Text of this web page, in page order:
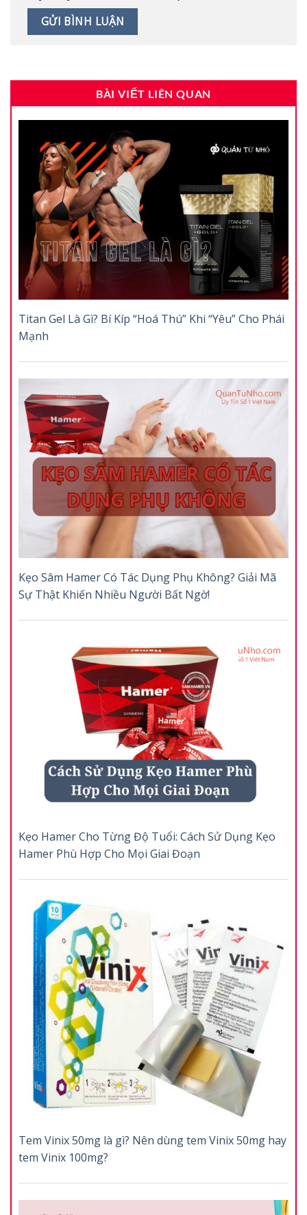
BÀI VIẾT LIÊN QUAN
Titan Gel Là Gì? Bí Kíp “Hoá Thú” Khi “Yêu” Cho Phái
Mạnh
Kẹo Sâm Hamer Có Tác Dụng Phụ Không? Giải Mã
Sự Thật Khiến Nhiều Người Bất Ngờ!
Kẹo Hamer Cho Từng Độ Tuổi: Cách Sử Dụng Kẹo
Hamer Phù Hợp Cho Mọi Giai Đoạn
Tem Vinix 50mg là gì? Nên dùng tem Vinix 50mg hay
tem Vinix 100mg?